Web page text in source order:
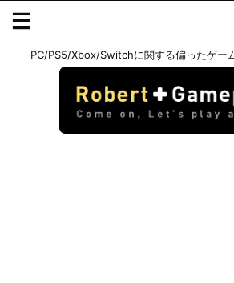
PC/PS5/Xbox/Switchに関する偏ったゲー